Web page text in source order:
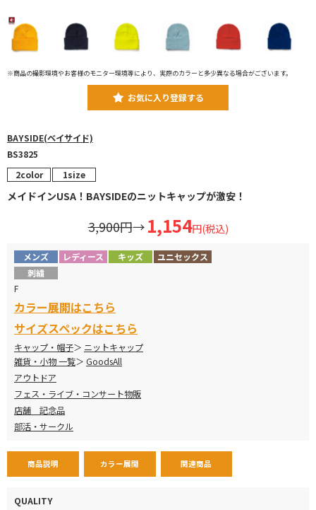
※商品の撮影環境やお客様のモニター環境等により、実際のカラーと多少異なる場合がございます。
お気に入り登録する
BAYSIDE(ベイサイド)
BS3825
2color 1size
メイドインUSA！BAYSIDEのニットキャップが激安！
3,900円→ 1,154円(税込)
メンズ レディース キッズ
ユニセックス
刺繍
F
カラー展開はこちら
サイズスペックはこちら
キャップ・帽子
ニットキャップ
雑貨・小物 一覧
GoodsAll
アウトドア
フェス・ライブ・コンサート物販
店舗 記念品
部活・サークル
商品説明 カラー展開 関連商品
QUALITY